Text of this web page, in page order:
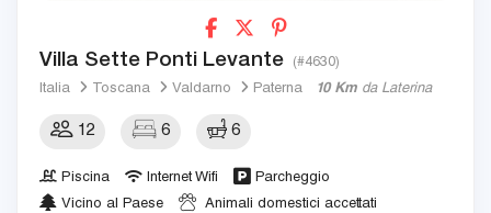
Villa Sette Ponti Levante (#4630)
Italia Toscana Valdarno Paterna 10 Km da Laterina
12 6 6
Piscina Internet Wifi
Parcheggio
Vicino al Paese
Animali domestici accettati